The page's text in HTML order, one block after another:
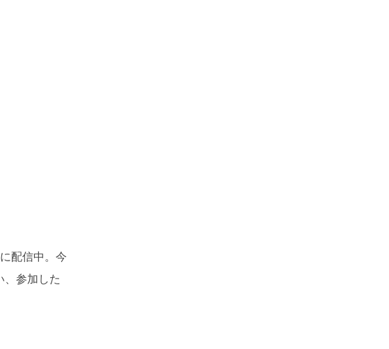
配信中。今
、参加した